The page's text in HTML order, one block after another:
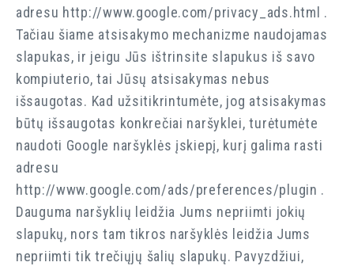
adresu http://www.google.com/privacy_ads.html .
Tačiau šiame atsisakymo mechanizme naudojamas
slapukas, ir jeigu Jūs ištrinsite slapukus iš savo
kompiuterio, tai Jūsų atsisakymas nebus
išsaugotas. Kad užsitikrintumėte, jog atsisakymas
būtų išsaugotas konkrečiai naršyklei, turėtumėte
naudoti Google naršyklės įskiepį, kurį galima rasti
adresu
http://www.google.com/ads/preferences/plugin .
Dauguma naršyklių leidžia Jums nepriimti jokių
slapukų, nors tam tikros naršyklės leidžia Jums
nepriimti tik trečiųjų šalių slapukų. Pavyzdžiui,